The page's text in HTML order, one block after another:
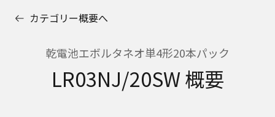
カテゴリー概要へ
乾電池エボルタネオ単4形20本パック
LR03NJ/20SW 概要